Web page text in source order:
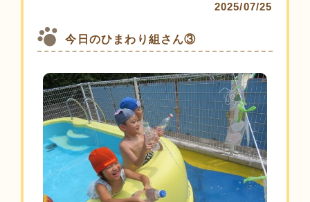
2025/07/25
今日のひまわり組さん③